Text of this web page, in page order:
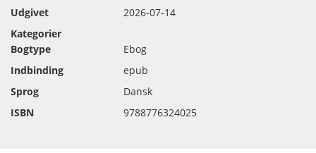
Udgivet
2026-07-14
Kategorier
Bogtype
Ebog
Indbinding
epub
Sprog
Dansk
ISBN
9788776324025